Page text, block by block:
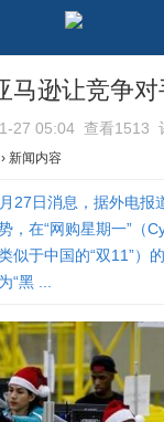
马逊让竞争
27 05:04 查看1513
› 新闻内容
27日消息，据外电报
，在“网购星期一”（
似于中国的“双11”）
“黑 ...